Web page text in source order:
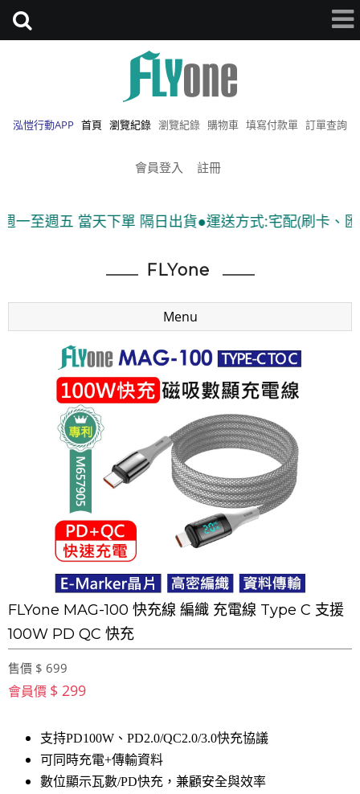
泓愷行動APP 首頁 瀏覽紀錄 瀏覽紀錄 購物車 填寫付款單 訂單查詢
會員登入 註冊
當天下單 隔日出貨●運送方式:宅配(刷卡、匯款)、7-
FLYone
Menu
FLYone MAG-100 快充線 編織 充電線 Type C 支援
100W PD QC 快充
售價 $ 699
會員價 $ 299
支持PD100W、PD2.0/QC2.0/3.0快充協議
可同時充電+傳輸資料
數位顯示瓦數/PD快充，兼顧安全與效率